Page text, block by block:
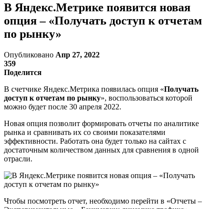
В Яндекс.Метрике появится новая
опция – «Получать доступ к отчетам
по рынку»
Опубликовано Апр 27, 2022
359
Поделится
В счетчике Яндекс.Метрика появилась опция «Получать
доступ к отчетам по рынку», воспользоваться которой
можно будет после 30 апреля 2022.
Новая опция позволит формировать отчеты по аналитике
рынка и сравнивать их со своими показателями
эффективности. Работать она будет только на сайтах с
достаточным количеством данных для сравнения в одной
отрасли.
Чтобы посмотреть отчет, необходимо перейти в «Отчеты –